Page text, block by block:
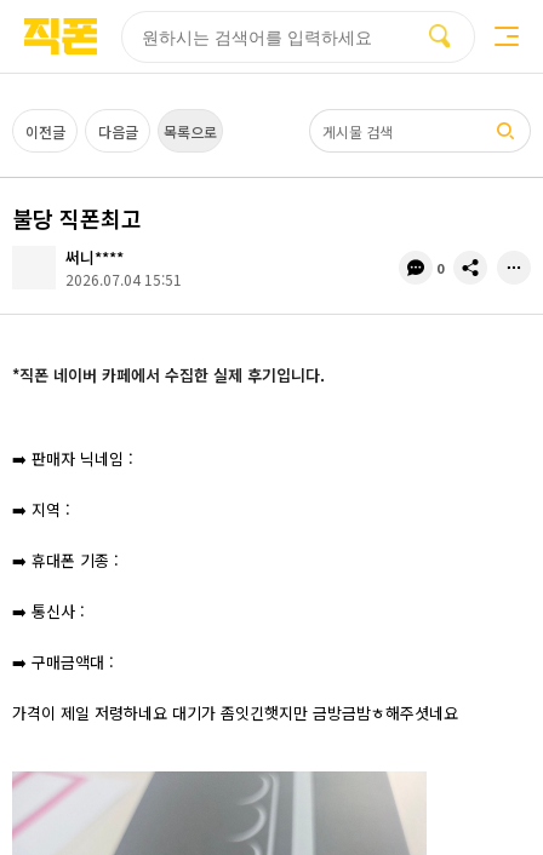
이전글 다음글 목록으로
불당 직폰최고
써니****
2026.07.04 15:51
댓
수
0
공
*직폰 네이버 카페에서 수집한 실제 후기입니다.
➡️ 판매자 닉네임 :
➡️ 지역 :
➡️ 휴대폰 기종 :
➡️ 통신사 :
➡️ 구매금액대 :
가격이 제일 저령하네요 대기가 좀잇긴햇지만 금방금밤ㅎ해주셧네요
페이지
페이지
페이지
페이지